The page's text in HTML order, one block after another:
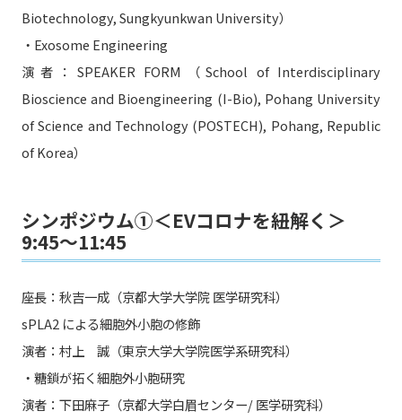
Biotechnology, Sungkyunkwan University）
・Exosome Engineering
演者：SPEAKER FORM（School of Interdisciplinary
Bioscience and Bioengineering (I-Bio), Pohang University
of Science and Technology (POSTECH), Pohang, Republic
of Korea）
シンポジウム①＜EVコロナを紐解く＞
9:45〜11:45
座長：秋吉一成（京都大学大学院 医学研究科）
sPLA2 による細胞外小胞の修飾
演者：村上 誠（東京大学大学院医学系研究科）
・糖鎖が拓く細胞外小胞研究
演者：下田麻子（京都大学白眉センター/ 医学研究科）